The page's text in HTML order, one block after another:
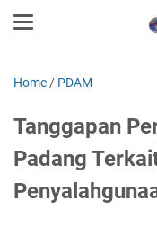
Home / PDAM
Tanggapan
Padang